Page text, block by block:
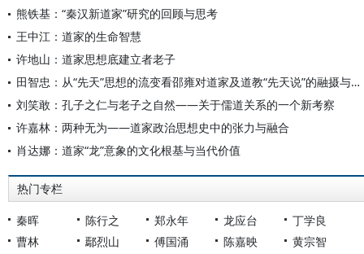
熊铁基：“秦汉新道家”研究的回顾与思考
王中江：道家的生命智慧
许地山：道家思想底建立者老子
田智忠：从“先天”思想的流变看邵雍对道家及道教“先天说”的融摄与推进
刘笑敢：孔子之仁与老子之自然——关于儒道关系的一个新考察
许嘉林：两种无为——道家政治思想史中的张力与融合
肖达娜：道家“龙”意象的文化根基与当代价值
热门专栏
秦晖 陈行之 郑永年 龙应台
丁学良
曹林
鄢烈山 傅国涌 陈嘉映
黄宗智